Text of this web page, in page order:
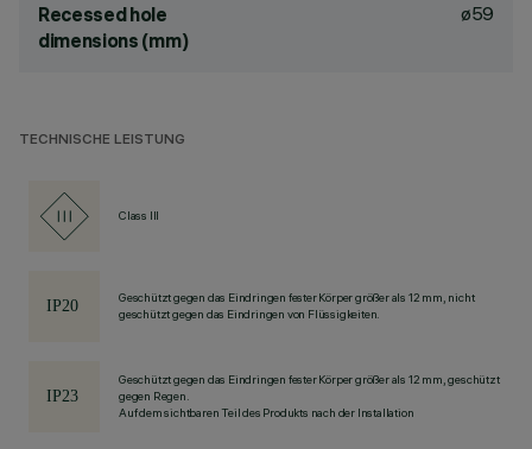
Recessed hole
dimensions (mm)
ø59
TECHNISCHE LEISTUNG
Class III
Geschützt gegen das Eindringen fester Körper größer als 12 mm, nicht
geschützt gegen das Eindringen von Flüssigkeiten.
Geschützt gegen das Eindringen fester Körper größer als 12 mm, geschützt
gegen Regen.
Auf dem sichtbaren Teil des Produkts nach der Installation